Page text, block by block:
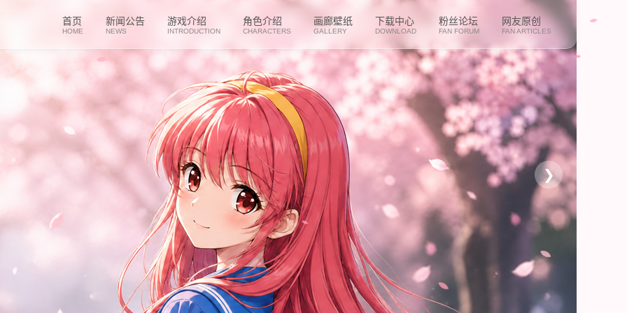
首页
HOME
新闻公告
NEWS
游戏介绍
INTRODUCTION
角色介绍
CHARACTERS
画廊壁纸
GALLERY
下载中心
DOWNLOAD
粉丝论坛
FAN FORUM
网友原创
FAN ARTICLES
❯